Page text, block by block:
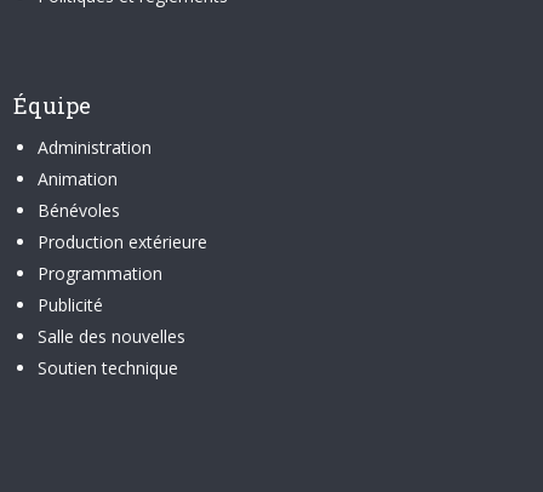
Équipe
Administration
Animation
Bénévoles
Production extérieure
Programmation
Publicité
Salle des nouvelles
Soutien technique